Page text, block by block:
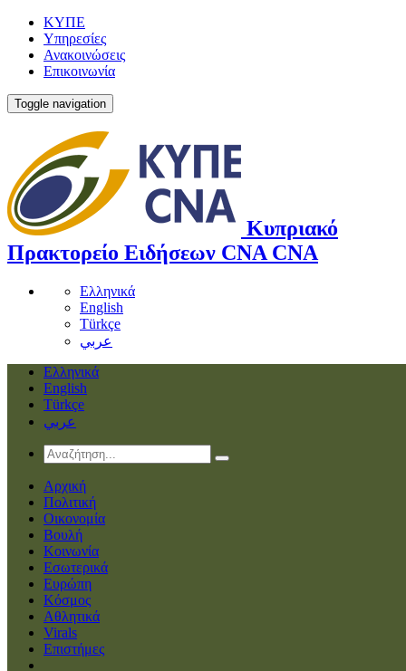
ΚΥΠΕ
Υπηρεσίες
Ανακοινώσεις
Επικοινωνία
Toggle navigation
Κυπριακό
Πρακτορείο Ειδήσεων CNA CNA
Ελληνικά
English
Türkçe
عربي
Ελληνικά
English
Türkçe
عربي
Αρχική
Πολιτική
Οικονομία
Βουλή
Κοινωνία
Εσωτερικά
Ευρώπη
Κόσμος
Αθλητικά
Virals
Επιστήμες